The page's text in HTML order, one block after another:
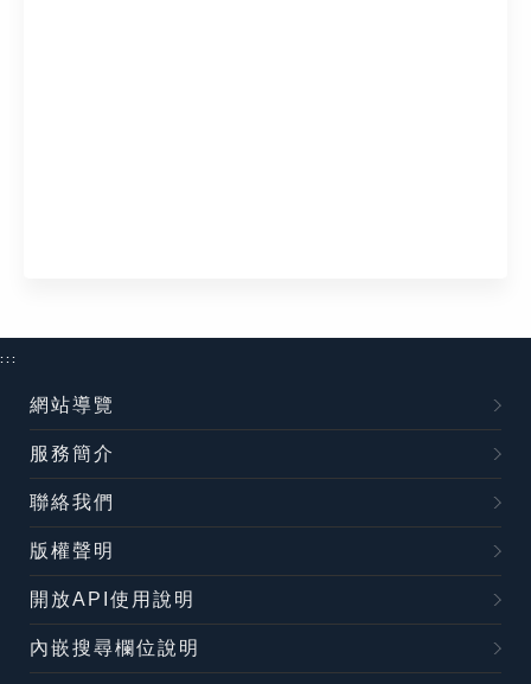
:::
網站導覽
服務簡介
聯絡我們
版權聲明
開放API使用說明
內嵌搜尋欄位說明